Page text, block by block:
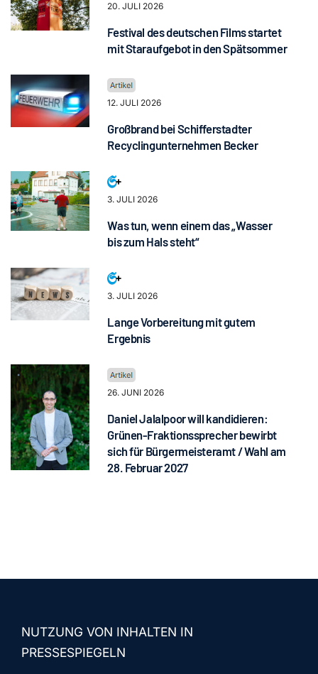
20. JULI 2026
Festival des deutschen Films startet
mit Staraufgebot in den Spätsommer
12. JULI 2026
Großbrand bei Schifferstadter
Recyclingunternehmen Becker
3. JULI 2026
Was tun, wenn einem das „Wasser
bis zum Hals steht“
3. JULI 2026
Lange Vorbereitung mit gutem
Ergebnis
26. JUNI 2026
Daniel Jalalpoor will kandidieren:
Grünen-Fraktionssprecher bewirbt
sich für Bürgermeisteramt / Wahl am
28. Februar 2027
NUTZUNG VON INHALTEN IN
PRESSESPIEGELN